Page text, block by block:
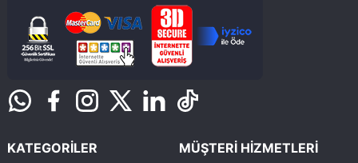
KATEGORİLER
MÜŞTERİ HİZMETLERİ